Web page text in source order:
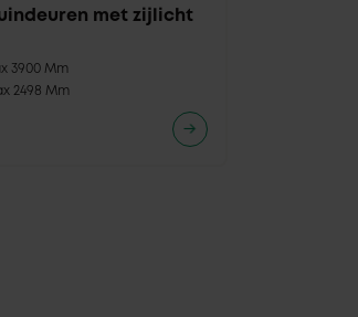
met zijlicht
3900 Mm
2498 Mm